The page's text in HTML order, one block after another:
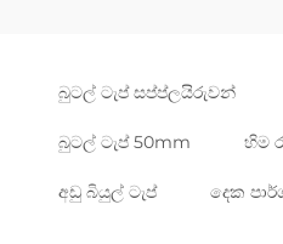
බුටල් ටැප් සප්ප්ලයිරුවන්
බුටල් ටැප් 50mm හිම
අඩු බියුල් ටැප් දෙක